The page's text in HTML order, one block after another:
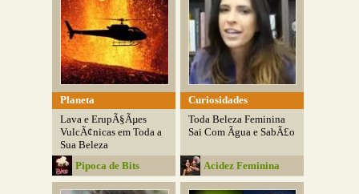
Planeta
Lava e ErupÃ§Ãµes
VulcÃ¢nicas em Toda a
Sua Beleza
Pipoca de Bits
Curiosidades
Toda Beleza Feminina
Sai Com Ãgua e SabÃ£o
Acidez Feminina